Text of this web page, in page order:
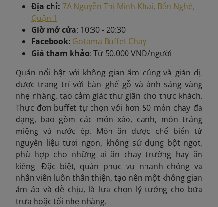
Địa chỉ: 7A Nguyễn Thị Minh Khai, Bến Nghé,
Quận 1
Giờ mở cửa: 10:30 - 20:30
Facebook: Gotama Buffet Chay
Giá tham khảo: Từ 50.000 VND/người
Quán nổi bật với không gian ấm cúng và giản dị,
được trang trí với bàn ghế gỗ và ánh sáng vàng
nhẹ nhàng, tạo cảm giác thư giãn cho thực khách.
Thực đơn buffet tự chọn với hơn 50 món chay đa
dạng, bao gồm các món xào, canh, món tráng
miệng và nước ép. Món ăn được chế biến từ
nguyên liệu tươi ngon, không sử dụng bột ngọt,
phù hợp cho những ai ăn chay trường hay ăn
kiêng. Đặc biệt, quán phục vụ nhanh chóng và
nhân viên luôn thân thiện, tạo nên một không gian
ấm áp và dễ chịu, là lựa chọn lý tưởng cho bữa
trưa hoặc tối nhẹ nhàng.